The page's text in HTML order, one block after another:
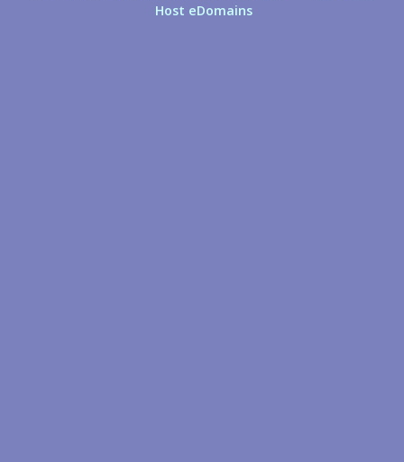
Host eDomains